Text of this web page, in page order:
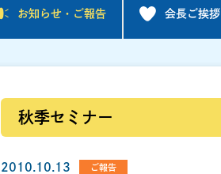
お知らせ・ ご報告 会長ご挨拶
秋季セミナー
2010.10.13 ご報告